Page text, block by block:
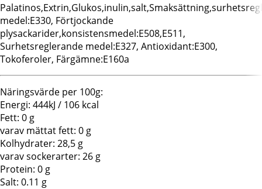
medel:E330, Förtjockande
plysackarider,konsistensmedel:E508,E511,
Surhetsreglerande medel:E327, Antioxidant:E300,
Tokoferoler, Färgämne:E160a
Näringsvärde per 100g:
Energi: 444kJ / 106 kcal
Fett: 0 g
varav mättat fett: 0 g
Kolhydrater: 28,5 g
varav sockerarter: 26 g
Protein: 0 g
Salt: 0.11 g